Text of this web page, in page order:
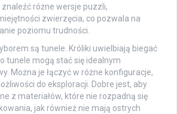
różne wersje puzzli,
zwierzęcia, co pozwala na
poziomu trudności.
są tunele. Króliki uwielbiają biegać
tunele mogą stać się idealnym
Można je łączyć w różne konfiguracje,
do eksploracji. Dobre jest, aby
z materiałów, które nie rozpadną się
jak również nie mają ostrych